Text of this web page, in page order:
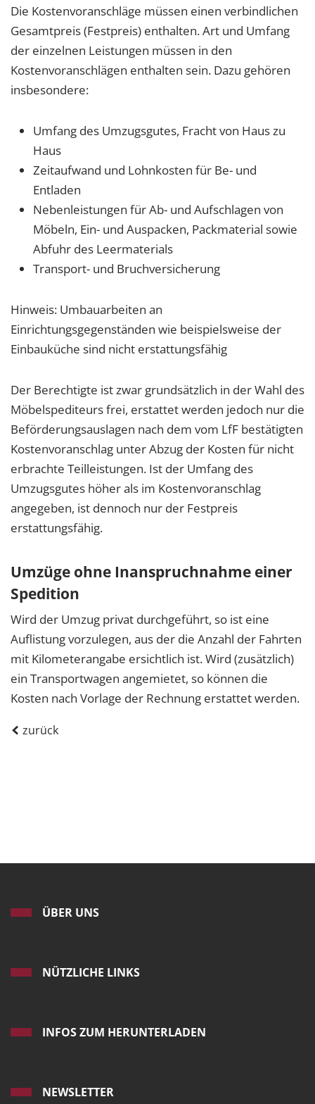
Die Kostenvoranschläge müssen einen verbindlichen
Gesamtpreis (Festpreis) enthalten. Art und Umfang
der einzelnen Leistungen müssen in den
Kostenvoranschlägen enthalten sein. Dazu gehören
insbesondere:
Umfang des Umzugsgutes, Fracht von Haus zu
Haus
Zeitaufwand und Lohnkosten für Be- und
Entladen
Nebenleistungen für Ab- und Aufschlagen von
Möbeln, Ein- und Auspacken, Packmaterial sowie
Abfuhr des Leermaterials
Transport- und Bruchversicherung
Hinweis: Umbauarbeiten an
Einrichtungsgegenständen wie beispielsweise der
Einbauküche sind nicht erstattungsfähig
Der Berechtigte ist zwar grundsätzlich in der Wahl des
Möbelspediteurs frei, erstattet werden jedoch nur die
Beförderungsauslagen nach dem vom LfF bestätigten
Kostenvoranschlag unter Abzug der Kosten für nicht
erbrachte Teilleistungen. Ist der Umfang des
Umzugsgutes höher als im Kostenvoranschlag
angegeben, ist dennoch nur der Festpreis
erstattungsfähig.
Umzüge ohne Inanspruchnahme einer
Spedition
Wird der Umzug privat durchgeführt, so ist eine
Auflistung vorzulegen, aus der die Anzahl der Fahrten
mit Kilometerangabe ersichtlich ist. Wird (zusätzlich)
ein Transportwagen angemietet, so können die
Kosten nach Vorlage der Rechnung erstattet werden.
zurück
ÜBER UNS
NÜTZLICHE LINKS
INFOS ZUM HERUNTERLADEN
NEWSLETTER